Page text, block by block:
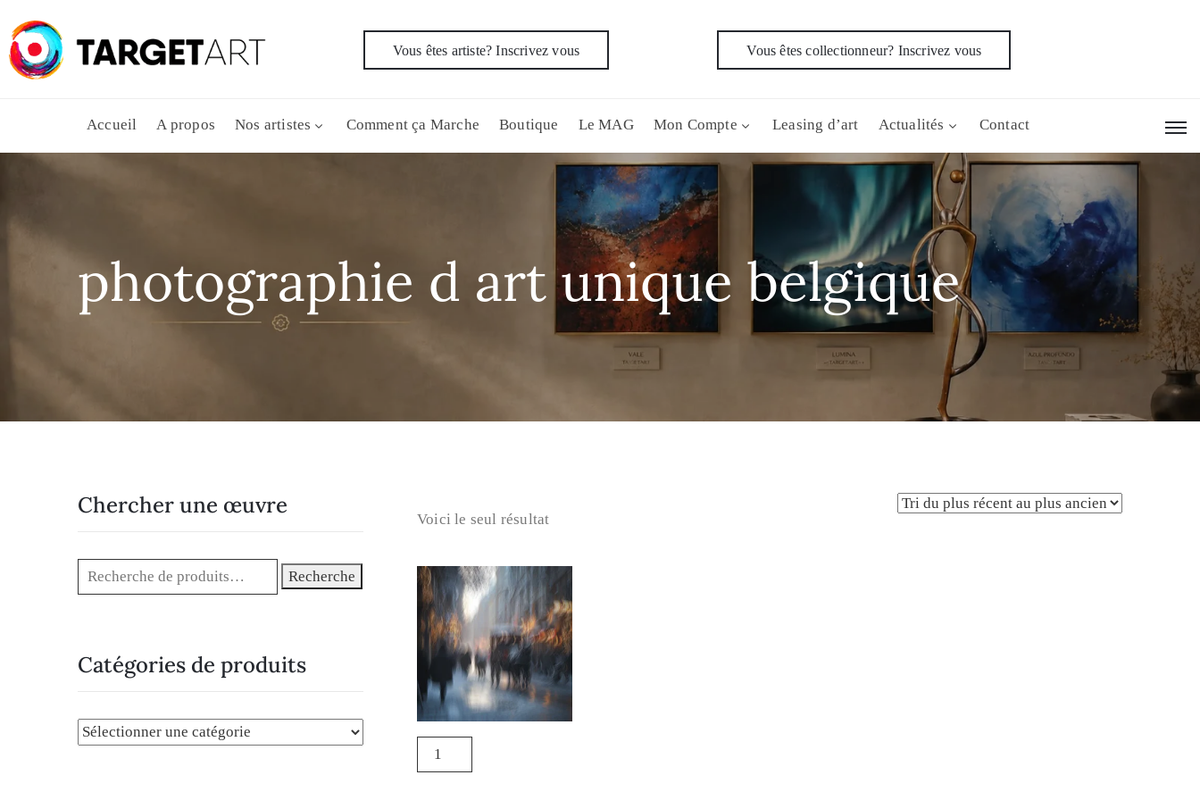
Vous êtes artiste? Inscrivez vous Vous êtes collectionneur? Inscrivez vous
Accueil A propos Nos artistes Comment ça Marche Boutique Le MAG Mon Compte Leasing d’art Actualités Contact
photographie d art unique belgique
Voici le seul résultat
Chercher une œuvre
Recherche
Catégories de produits